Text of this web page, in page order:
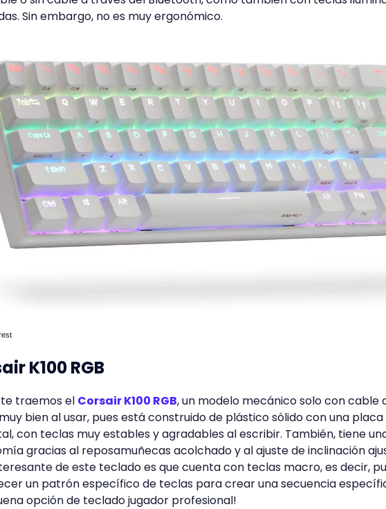
Sin embargo, no es muy ergonómico.
K100 RGB
traemos el Corsair K100 RGB, un modelo mecánico solo con cable
bien al usar, pues está construido de plástico sólido con una
con teclas muy estables y agradables al escribir. También, tiene
gracias al reposamuñecas acolchado y al ajuste de inclinación
de este teclado es que cuenta con teclas macro, es decir,
un patrón específico de teclas para crear una secuencia
opción de teclado jugador profesional!